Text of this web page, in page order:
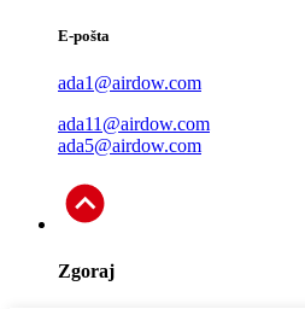
E-pošta
ada1@airdow.com
ada11@airdow.com
ada5@airdow.com
Zgoraj